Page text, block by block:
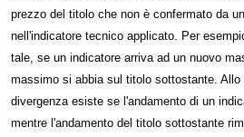
prezzo del titolo che non è confermato da
nell'indicatore tecnico applicato. Per
tale, se un indicatore arriva ad un nuovo
massimo si abbia sul titolo sottostante.
divergenza esiste se l'andamento di un
mentre l'andamento del titolo sottostante